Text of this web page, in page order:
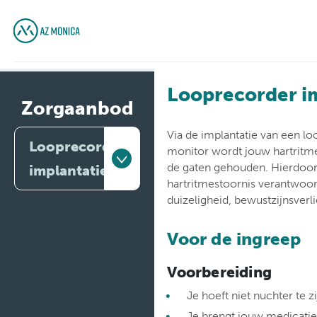
Zorgaanbod
Looprecorder
implantatie
Looprecorder
Via de implantatie van een
monitor wordt jouw
de gaten gehouden.
hartritmestoornis
duizeligheid,
Voor de ingreep
Voorbereiding
Je hoeft niet nuchter te